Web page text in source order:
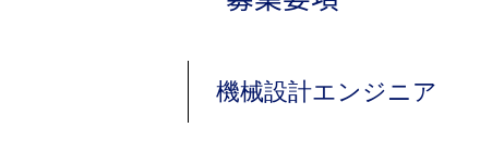
機械設計エンジニア